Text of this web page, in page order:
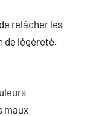
relâcher les
de légèreté.
maux